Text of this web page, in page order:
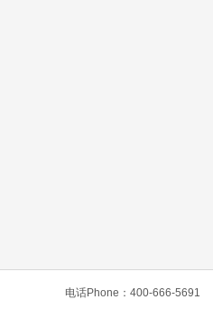
电话Phone：400-666-5691